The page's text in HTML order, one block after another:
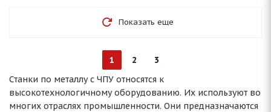
Показать еще
1 2
3
Станки по металлу с ЧПУ относятся к
высокотехнологичному оборудованию. Их используют во
многих отраслях промышленности. Они предназначаются